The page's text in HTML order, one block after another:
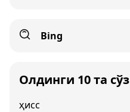
Bing
Олдинги 10 та сўз
ҳисс